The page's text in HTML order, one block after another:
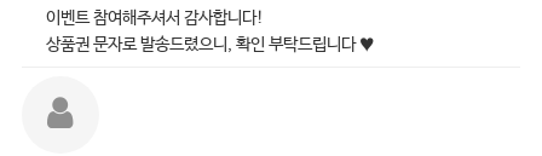
이벤트 참여해주셔서 감사합니다!
상품권 문자로 발송드렸으니, 확인 부탁드립니다 ♥